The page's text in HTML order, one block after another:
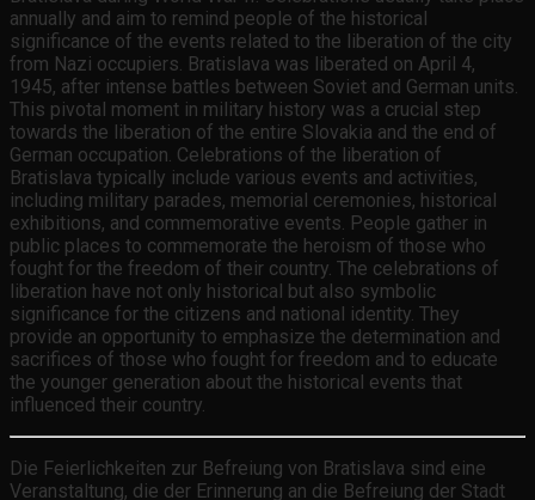
annually and aim to remind people of the historical
significance of the events related to the liberation of the city
from Nazi occupiers. Bratislava was liberated on April 4,
1945, after intense battles between Soviet and German units.
This pivotal moment in military history was a crucial step
towards the liberation of the entire Slovakia and the end of
German occupation. Celebrations of the liberation of
Bratislava typically include various events and activities,
including military parades, memorial ceremonies, historical
exhibitions, and commemorative events. People gather in
public places to commemorate the heroism of those who
fought for the freedom of their country. The celebrations of
liberation have not only historical but also symbolic
significance for the citizens and national identity. They
provide an opportunity to emphasize the determination and
sacrifices of those who fought for freedom and to educate
the younger generation about the historical events that
influenced their country.
Die Feierlichkeiten zur Befreiung von Bratislava sind eine
Veranstaltung, die der Erinnerung an die Befreiung der Stadt